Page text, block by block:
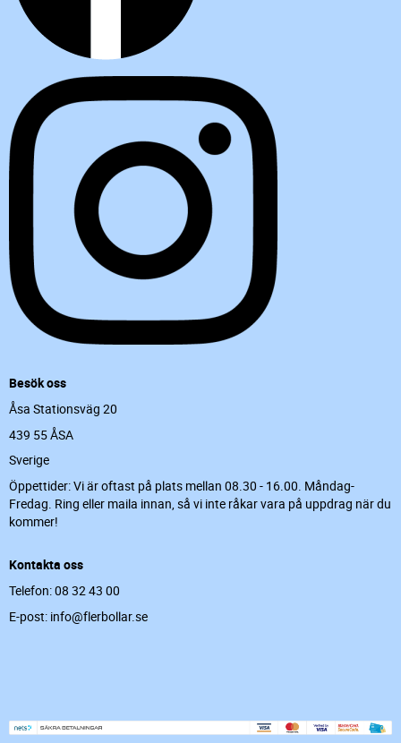
Besök oss
Åsa Stationsväg 20
439 55 ÅSA
Sverige
Öppettider: Vi är oftast på plats mellan 08.30 - 16.00. Måndag-
Fredag. Ring eller maila innan, så vi inte råkar vara på uppdrag när du
kommer!
Kontakta oss
Telefon: 08 32 43 00
E-post: info@flerbollar.se